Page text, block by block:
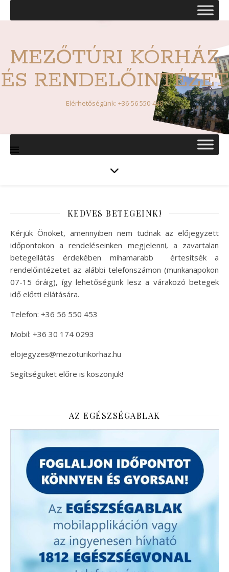
MEZŐTÚRI KÓRHÁZ
ÉS RENDELŐINTÉZET
Elérhetőségünk: +36-56 550-440
KEDVES BETEGEINK!
Kérjük Önöket, amennyiben nem tudnak az előjegyzett
időpontokon a rendeléseinken megjelenni, a zavartalan
betegellátás érdekében mihamarabb értesítsék a
rendelőintézetet az alábbi telefonszámon (munkanapokon
07-15 óráig), így lehetőségünk lesz a várakozó betegek
idő előtti ellátására.
Telefon: +36 56 550 453
Mobil: +36 30 174 0293
elojegyzes@mezoturikorhaz.hu
Segítségüket előre is köszönjük!
AZ EGÉSZSÉGABLAK